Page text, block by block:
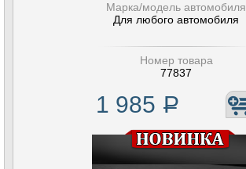
Марка/модель автомобиля
Для любого автомобиля
Номер товара
77837
1 985 Р